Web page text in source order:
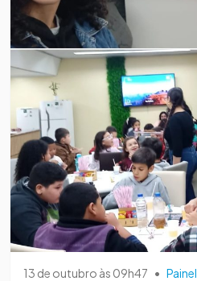
13 de outubro às 09h47 • Painel